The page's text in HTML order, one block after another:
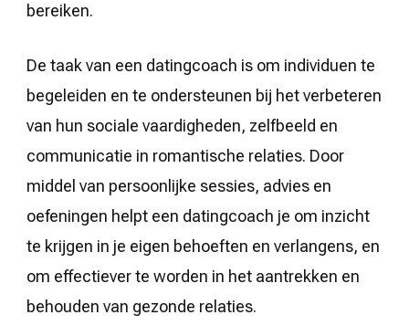
bereiken.
De taak van een datingcoach is om individuen te
begeleiden en te ondersteunen bij het verbeteren
van hun sociale vaardigheden, zelfbeeld en
communicatie in romantische relaties. Door
middel van persoonlijke sessies, advies en
oefeningen helpt een datingcoach je om inzicht
te krijgen in je eigen behoeften en verlangens, en
om effectiever te worden in het aantrekken en
behouden van gezonde relaties.